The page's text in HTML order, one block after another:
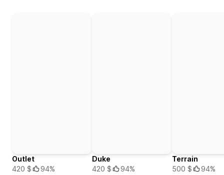
Outlet
420 $
94%
Duke
420 $
94%
Terrain
500 $
94%